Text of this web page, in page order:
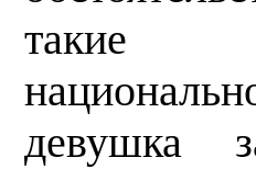
такие
девушка